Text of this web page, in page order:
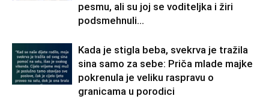
pesmu, ali su joj se voditeljka i žiri
podsmehnuli...
Kada je stigla beba, svekrva je tražila
sina samo za sebe: Priča mlade majke
pokrenula je veliku raspravu o
granicama u porodici